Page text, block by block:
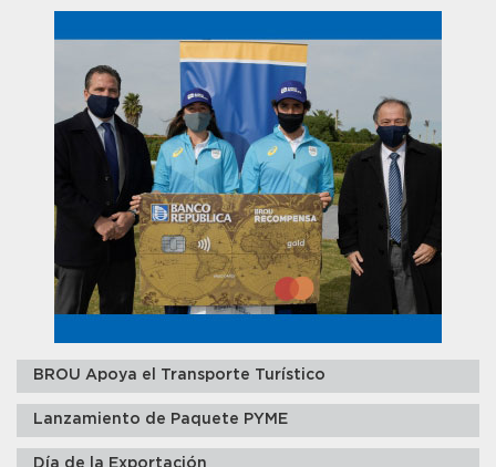
BROU Apoya el Transporte Turístico
Lanzamiento de Paquete PYME
Día de la Exportación